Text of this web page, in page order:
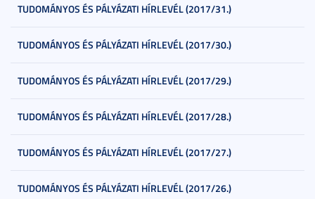
TUDOMÁNYOS ÉS PÁLYÁZATI HÍRLEVÉL (2017/31.)
TUDOMÁNYOS ÉS PÁLYÁZATI HÍRLEVÉL (2017/30.)
TUDOMÁNYOS ÉS PÁLYÁZATI HÍRLEVÉL (2017/29.)
TUDOMÁNYOS ÉS PÁLYÁZATI HÍRLEVÉL (2017/28.)
TUDOMÁNYOS ÉS PÁLYÁZATI HÍRLEVÉL (2017/27.)
TUDOMÁNYOS ÉS PÁLYÁZATI HÍRLEVÉL (2017/26.)